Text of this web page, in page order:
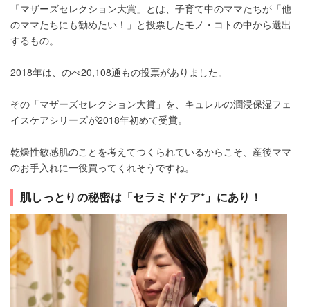
「マザーズセレクション大賞」とは、子育て中のママたちが「他
のママたちにも勧めたい！」と投票したモノ・コトの中から選出
するもの。
2018年は、のべ20,108通もの投票がありました。
その「マザーズセレクション大賞」を、キュレルの潤浸保湿フェ
イスケアシリーズが2018年初めて受賞。
乾燥性敏感肌のことを考えてつくられているからこそ、産後ママ
のお手入れに一役買ってくれそうですね。
肌しっとりの秘密は「セラミドケア*」にあり！